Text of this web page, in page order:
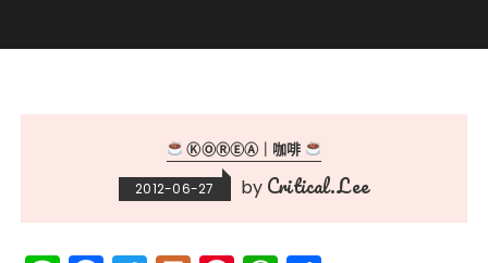
ⓀⓄⓇⒺⒶ｜咖啡
2012-06-27 by Critical.Lee